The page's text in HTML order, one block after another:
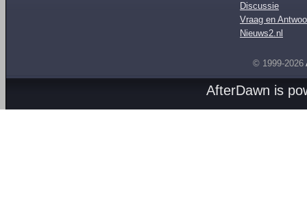
Discussie
Vraag en
Nieuws2.nl
© 1999-2026
AfterDawn is